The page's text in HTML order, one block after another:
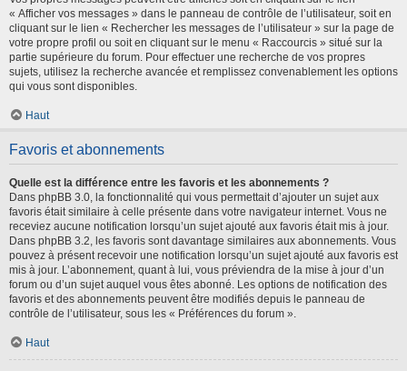
« Afficher vos messages » dans le panneau de contrôle de l’utilisateur, soit en
cliquant sur le lien « Rechercher les messages de l’utilisateur » sur la page de
votre propre profil ou soit en cliquant sur le menu « Raccourcis » situé sur la
partie supérieure du forum. Pour effectuer une recherche de vos propres
sujets, utilisez la recherche avancée et remplissez convenablement les options
qui vous sont disponibles.
Haut
Favoris et abonnements
Quelle est la différence entre les favoris et les abonnements ?
Dans phpBB 3.0, la fonctionnalité qui vous permettait d’ajouter un sujet aux
favoris était similaire à celle présente dans votre navigateur internet. Vous ne
receviez aucune notification lorsqu’un sujet ajouté aux favoris était mis à jour.
Dans phpBB 3.2, les favoris sont davantage similaires aux abonnements. Vous
pouvez à présent recevoir une notification lorsqu’un sujet ajouté aux favoris est
mis à jour. L’abonnement, quant à lui, vous préviendra de la mise à jour d’un
forum ou d’un sujet auquel vous êtes abonné. Les options de notification des
favoris et des abonnements peuvent être modifiés depuis le panneau de
contrôle de l’utilisateur, sous les « Préférences du forum ».
Haut